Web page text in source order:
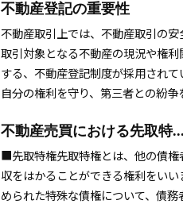
不動産登記の重要性
不動産取引上では、不動産取引の安
取引対象となる不動産の現況や権
する、不動産登記制度が採用され
自分の権利を守り、第三者との紛
不動産売買における先取特...
■先取特権先取特権とは、他の債
収をはかることができる権利をい
められた特殊な債権について、債